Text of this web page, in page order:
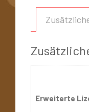
Erweiterte